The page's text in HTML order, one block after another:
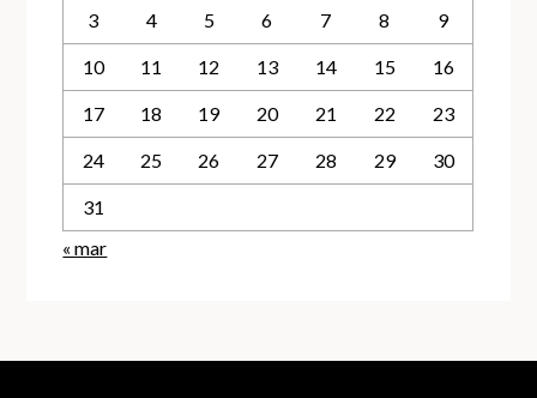
3 4 5 6 7 8 9
10 11 12 13 14 15 16
17 18 19 20 21 22 23
24 25 26 27 28 29 30
31
« mar